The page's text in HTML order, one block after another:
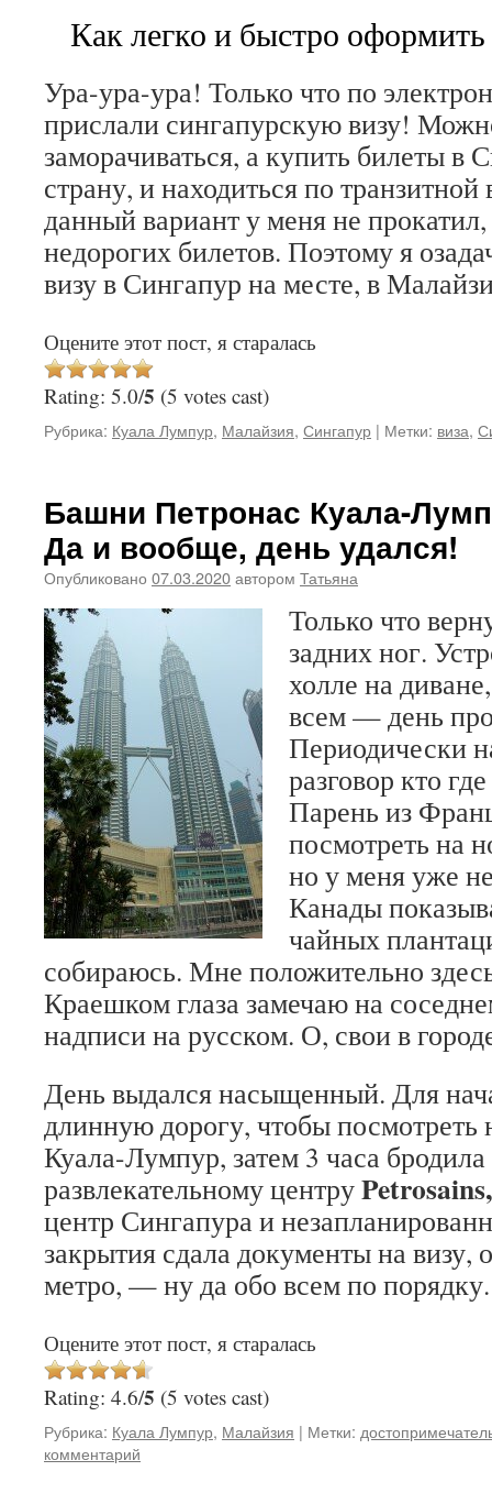
Как легко и быстро
Ура-ура-ура! Только что по
прислали сингапурскую визу!
заморачиваться, а купить билеты в
страну, и находиться по
данный вариант у меня не
недорогих билетов. Поэтому я
визу в Сингапур на месте, в
Оцените этот пост, я старалась
Rating: 5.0/5 (5 votes cast)
Рубрика: Куала Лумпур, Малайзия, Сингапур | Метки: виза,
Башни Петронас Куала-
Да и вообще, день удался!
Опубликовано 07.03.2020автором Татьяна
Только что
задних ног.
холле на
всем — день
Периодически
разговор кто
Парень из
посмотреть на
но у меня уже
Канады
чайных
собираюсь. Мне положительно
Краешком глаза замечаю на
надписи на русском. О, свои в
День выдался насыщенный. Для
длинную дорогу, чтобы
Куала-Лумпур, затем 3 часа
развлекательному центру
центр Сингапура и
закрытия сдала документы на визу,
метро, — ну да обо всем по
Оцените этот пост, я старалась
Rating: 4.6/5 (5 votes cast)
Рубрика: Куала Лумпур, Малайзия | Метки:
комментарий